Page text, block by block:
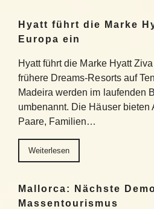
Hyatt führt die Marke
Europa ein
Hyatt führt die Marke Hyatt
frühere Dreams-Resorts auf
Madeira werden im laufenden
umbenannt. Die Häuser
Paare, Familien…
Weiterlesen
Mallorca: Nächste
Massentourismus